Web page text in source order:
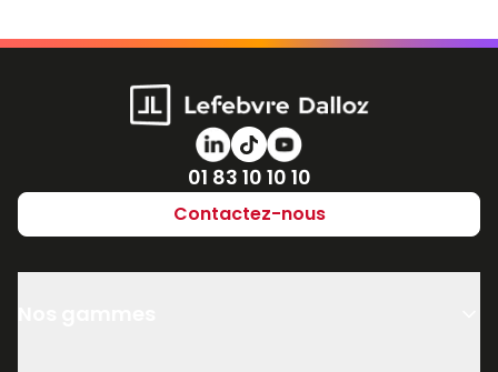
Numéro de téléphone
01 83 10 10 10
Contactez-nous